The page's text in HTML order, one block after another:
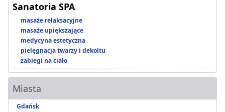
Sanatoria SPA
masaże relaksacyjne
masaże upiększające
medycyna estetyczna
pielęgnacja twarzy i dekoltu
zabiegi na ciało
Miasta
Gdańsk